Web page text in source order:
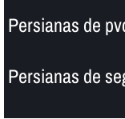
Persianas de
Persianas de